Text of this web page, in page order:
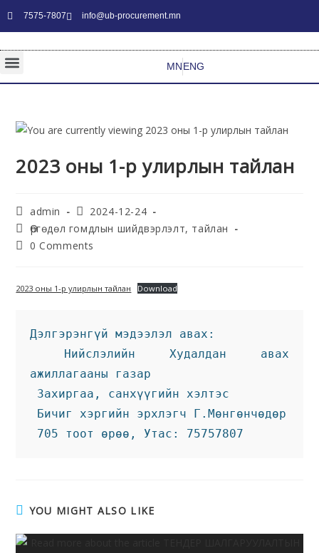
7575-7807 info@ub-procurement.mn
MNENG
2023 оны 1-р улирлын тайлан
admin
2024-12-24
Өргөдөл гомдлын шийдвэрлэлт, тайлан
0 Comments
2023 оны 1-р улирлын тайлан Download
Дэлгэрэнгүй мэдээлэл авах:
ажиллагааны газар
Захиргаа, санхүүгийн хэлтэс
Бичиг хэргийн эрхлэгч Г.Мөнгөнчөдөр
705 тоот өрөө, Утас: 75757807
YOU MIGHT ALSO LIKE